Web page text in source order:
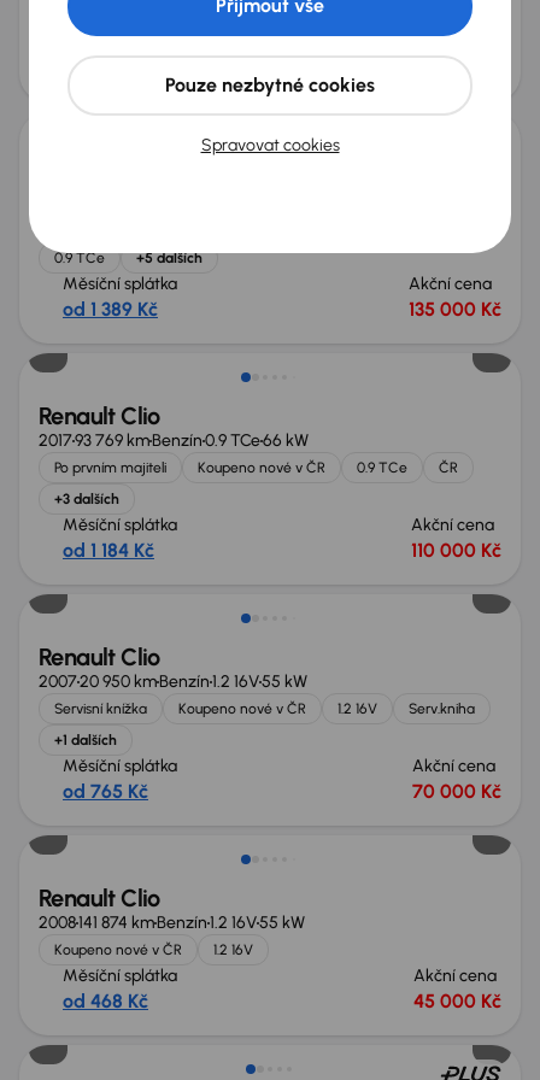
+2 dalších
Měsíční splátka
od 1 683 Kč
Akční cena
170 000 Kč
0.9 TCe
+5 dalších
Měsíční splátka
od 1 389 Kč
Akční cena
135 000 Kč
Zlevněno o 40 000 Kč
Renault Clio
201793 769 kmBenzín0.9 TCe66 kW
Po prvním majiteli Koupeno nové v ČR 0.9 TCe
ČR
+3 dalších
Měsíční splátka
od 1 184 Kč
Akční cena
110 000 Kč
Renault Clio
200720 950 kmBenzín1.2 16V55 kW
Servisní knížka Koupeno nové v ČR 1.2 16V
Serv.kniha
+1 dalších
Měsíční splátka
od 765 Kč
Akční cena
70 000 Kč
Renault Clio
2008141 874 kmBenzín1.2 16V55 kW
Koupeno nové v ČR 1.2 16V
Měsíční splátka
od 468 Kč
Akční cena
45 000 Kč
Zlevněno o 73 200 Kč
Spravovat cookies
Pouze nezbytné cookies
Přijmout vše